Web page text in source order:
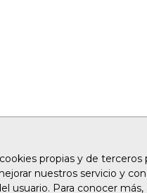
propias y de terceros
nuestros servicio y
usuario. Para conocer más,